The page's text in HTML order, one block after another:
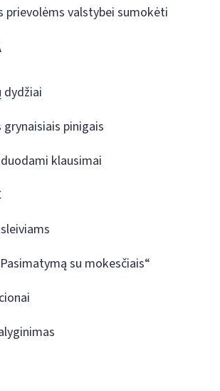
prievolėms valstybei sumokėti
dydžiai
pinigais
klausimai
su mokesčiais“